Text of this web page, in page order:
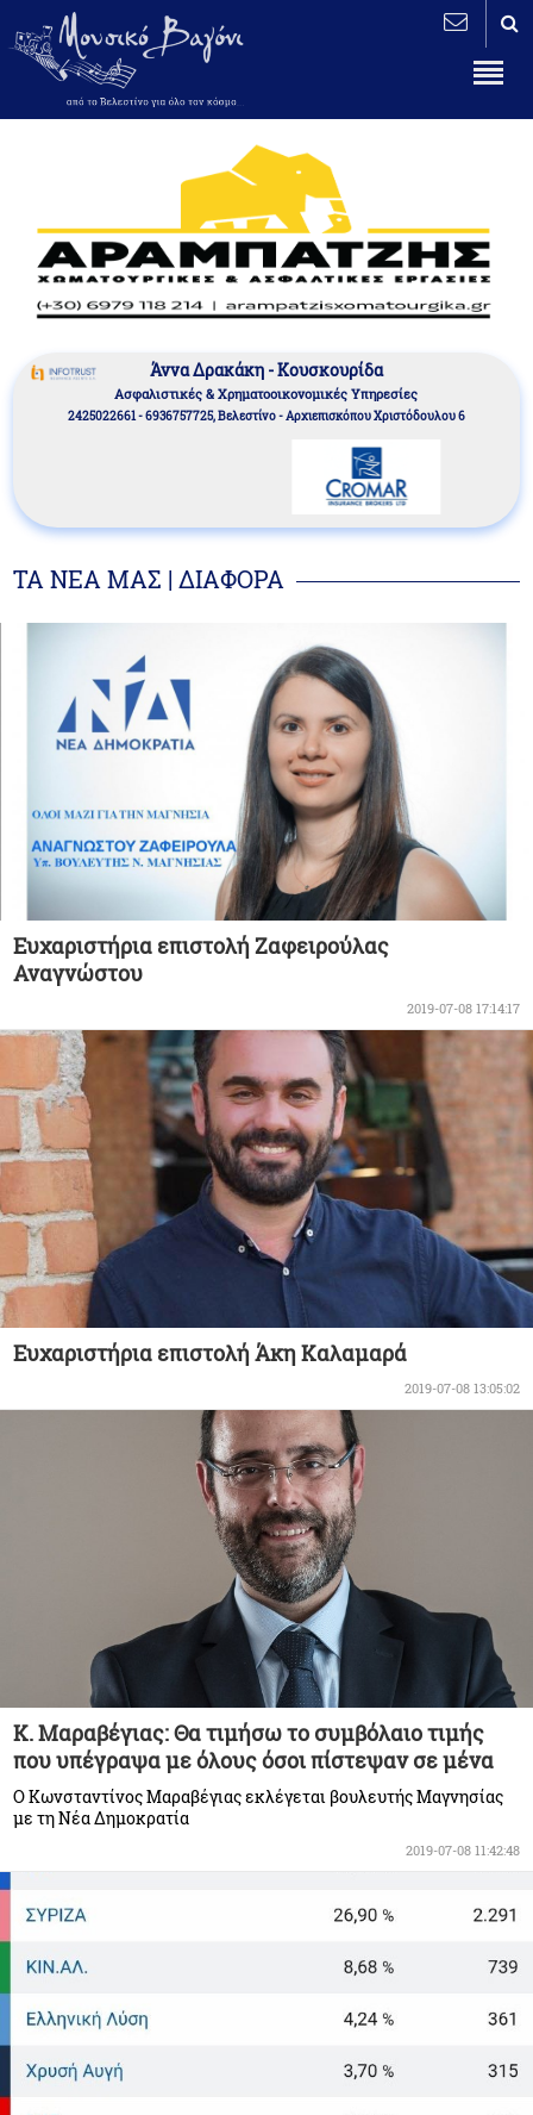
Άννα Δρακάκη - Κουσκουρίδα
Aσφαλιστικές & Χρηματοοικονομικές Υπηρεσίες
2425022661 - 6936757725, Βελεστίνο - Αρχιεπισκόπου Χριστόδουλου 6
ΤΑ ΝΕΑ ΜΑΣ | ΔΙΑΦΟΡΑ
Ευχαριστήρια επιστολή Ζαφειρούλας
Αναγνώστου
2019-07-08 17:14:17
Ευχαριστήρια επιστολή Άκη Καλαμαρά
2019-07-08 13:05:02
Κ. Μαραβέγιας: Θα τιμήσω το συμβόλαιο τιμής
που υπέγραψα με όλους όσοι πίστεψαν σε μένα
Ο Κωνσταντίνος Μαραβέγιας εκλέγεται βουλευτής Μαγνησίας
με τη Νέα Δημοκρατία
2019-07-08 11:42:48